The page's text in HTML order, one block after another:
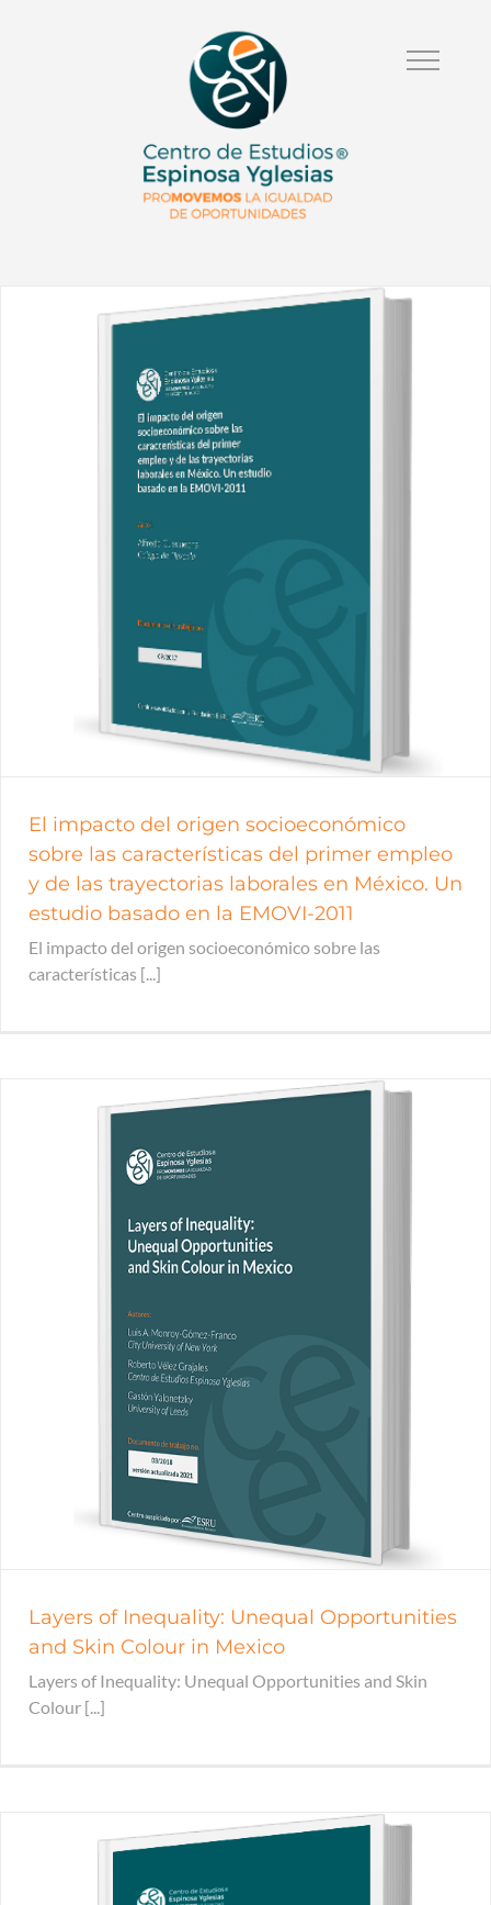
El impacto del origen socioeconómico
sobre las características del primer empleo
y de las trayectorias laborales en México. Un
estudio basado en la EMOVI-2011
El impacto del origen socioeconómico sobre las
características [...]
Layers of Inequality: Unequal Opportunities
and Skin Colour in Mexico
Layers of Inequality: Unequal Opportunities and Skin
Colour [...]